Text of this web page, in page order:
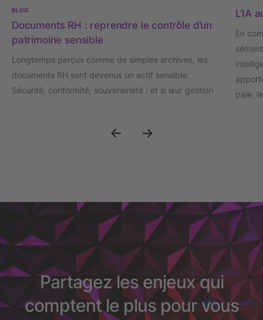
BLOG
Documents RH : reprendre le contrôle d’un
patrimoine sensible
Longtemps perçus comme de simples archives, les
documents RH sont devenus un actif sensible.
Sécurité, conformité, souveraineté : et si leur gestion
L’IA
En
paie,
Partagez les enjeux qui
comptent le plus pour vous